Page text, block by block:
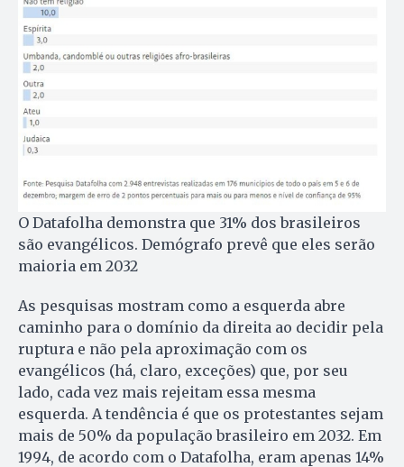
O Datafolha demonstra que 31% dos brasileiros
são evangélicos. Demógrafo prevê que eles serão
maioria em 2032
As pesquisas mostram como a esquerda abre
caminho para o domínio da direita ao decidir pela
ruptura e não pela aproximação com os
evangélicos (há, claro, exceções) que, por seu
lado, cada vez mais rejeitam essa mesma
esquerda. A tendência é que os protestantes sejam
mais de 50% da população brasileiro em 2032. Em
1994, de acordo com o Datafolha, eram apenas 14%